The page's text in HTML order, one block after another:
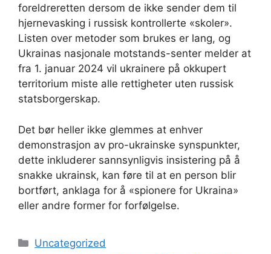
foreldreretten dersom de ikke sender dem til
hjernevasking i russisk kontrollerte «skoler».
Listen over metoder som brukes er lang, og
Ukrainas nasjonale motstands-senter melder at
fra 1. januar 2024 vil ukrainere på okkupert
territorium miste alle rettigheter uten russisk
statsborgerskap.
Det bør heller ikke glemmes at enhver
demonstrasjon av pro-ukrainske synspunkter,
dette inkluderer sannsynligvis insistering på å
snakke ukrainsk, kan føre til at en person blir
bortført, anklaga for å «spionere for Ukraina»
eller andre former for forfølgelse.
Kategorier
Uncategorized